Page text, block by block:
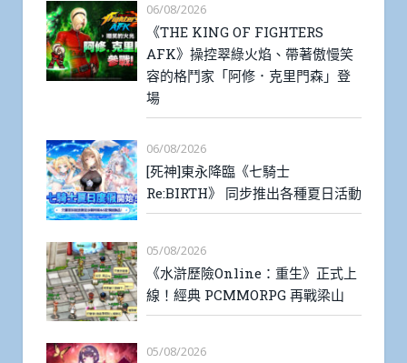
06/08/2026
《THE KING OF FIGHTERS
AFK》操控翠綠火焰、帶著傲慢笑
容的格鬥家「阿修．克里門森」登
場
06/08/2026
[死神]東永降臨《七騎士
Re:BIRTH》 同步推出各種夏日活動
05/08/2026
《水滸歷險Online：重生》正式上
線！經典 PCMMORPG 再戰梁山
05/08/2026